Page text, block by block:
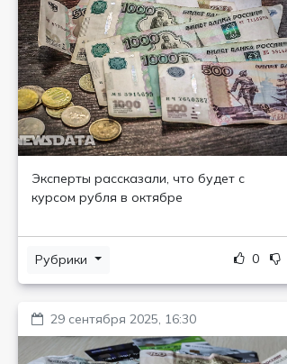
Эксперты рассказали, что будет с
курсом рубля в октябре
Рубрики 0
29 сентября 2025, 16:30